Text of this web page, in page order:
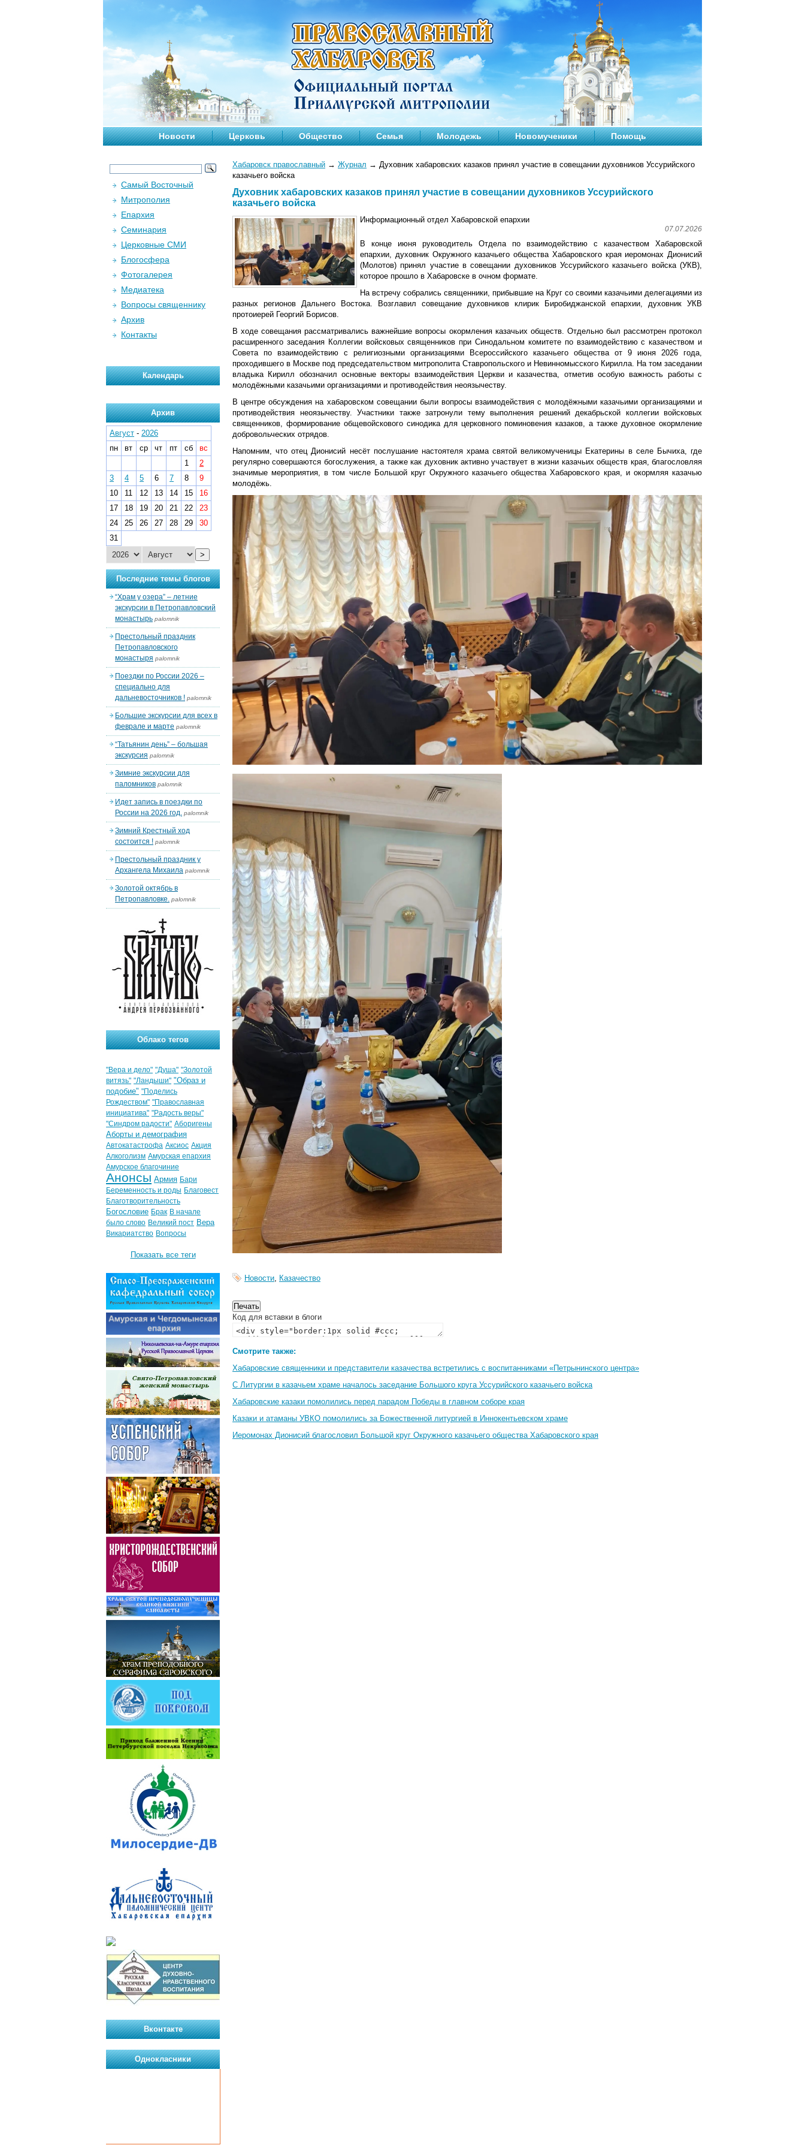
Новости Церковь Общество Семья Молодежь Новомученики Помощь
Хабаровск православный → Журнал → Духовник хабаровских казаков принял участие в совещании духовников Уссурийского
казачьего войска
Духовник хабаровских казаков принял участие в совещании духовников Уссурийского
казачьего войска
Информационный отдел Хабаровской епархии
07.07.2026
В конце июня руководитель Отдела по взаимодействию с казачеством Хабаровской
епархии, духовник Окружного казачьего общества Хабаровского края иеромонах Дионисий
(Молотов) принял участие в совещании духовников Уссурийского казачьего войска (УКВ),
которое прошло в Хабаровске в очном формате.
На встречу собрались священники, прибывшие на Круг со своими казачьими делегациями из
разных регионов Дальнего Востока. Возглавил совещание духовников клирик Биробиджанской епархии, духовник УКВ
протоиерей Георгий Борисов.
В ходе совещания рассматривались важнейшие вопросы окормления казачьих обществ. Отдельно был рассмотрен протокол
расширенного заседания Коллегии войсковых священников при Синодальном комитете по взаимодействию с казачеством и
Совета по взаимодействию с религиозными организациями Всероссийского казачьего общества от 9 июня 2026 года,
проходившего в Москве под председательством митрополита Ставропольского и Невинномысского Кирилла. На том заседании
владыка Кирилл обозначил основные векторы взаимодействия Церкви и казачества, отметив особую важность работы с
молодёжными казачьими организациями и противодействия неоязычеству.
В центре обсуждения на хабаровском совещании были вопросы взаимодействия с молодёжными казачьими организациями и
противодействия неоязычеству. Участники также затронули тему выполнения решений декабрьской коллегии войсковых
священников, формирование общевойскового синодика для церковного поминовения казаков, а также духовное окормление
добровольческих отрядов.
Напомним, что отец Дионисий несёт послушание настоятеля храма святой великомученицы Екатерины в селе Бычиха, где
регулярно совершаются богослужения, а также как духовник активно участвует в жизни казачьих обществ края, благословляя
значимые мероприятия, в том числе Большой круг Окружного казачьего общества Хабаровского края, и окормляя казачью
молодёжь.
Новости, Казачество
Код для вставки в блоги
Смотрите также:
Хабаровские священники и представители казачества встретились с воспитанниками «Петрынинского центра»
С Литургии в казачьем храме началось заседание Большого круга Уссурийского казачьего войска
Хабаровские казаки помолились перед парадом Победы в главном соборе края
Казаки и атаманы УВКО помолились за Божественной литургией в Иннокентьевском храме
Иеромонах Дионисий благословил Большой круг Окружного казачьего общества Хабаровского края
Самый Восточный
Митрополия
Епархия
Семинария
Церковные СМИ
Блогосфера
Фотогалерея
Медиатека
Вопросы священнику
Архив
Контакты
Календарь
Архив
Август - 2026
пн
вт ср чт пт сб
вс
1
2
3
4 5 6 7 8
9
10
11 12 13 14 15
16
17
18 19 20 21 22
23
24
25 26 27 28 29
30
31
>
Последние темы блогов
“Храм у озера” – летние
экскурсии в Петропавловский
монастырь palomnik
Престольный праздник
Петропавловского
монастыря palomnik
Поездки по России 2026 –
специально для
дальневосточников ! palomnik
Большие экскурсии для всех в
феврале и марте palomnik
“Татьянин день” – большая
экскурсия palomnik
Зимние экскурсии для
паломников palomnik
Идет запись в поездки по
России на 2026 год. palomnik
Зимний Крестный ход
состоится ! palomnik
Престольный праздник у
Архангела Михаила palomnik
Золотой октябрь в
Петропавловке. palomnik
Облако тегов
"Вера и дело" "Душа" "Золотой
витязь" "Ландыши" "Образ и
подобие" "Поделись
Рождеством" "Православная
инициатива" "Радость веры"
"Синдром радости" Аборигены
Аборты и демография
Автокатастрофа Аксиос Акция
Алкоголизм Амурская епархия
Амурское благочиние
Анонсы Армия Бари
Беременность и роды Благовест
Благотворительность
Богословие Брак В начале
было слово Великий пост Вера
Викариатство Вопросы
Показать все теги
Вконтакте
Однокласники